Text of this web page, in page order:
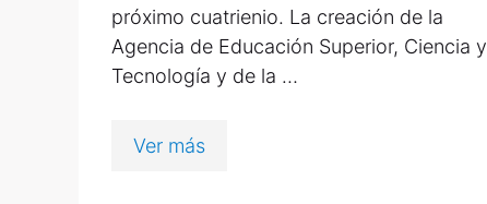
próximo cuatrienio. La creación de la
Agencia de Educación Superior, Ciencia y
Tecnología y de la …
Ver más